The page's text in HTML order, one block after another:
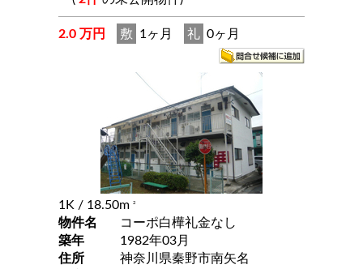
2.0 万円 敷 1ヶ月 礼 0ヶ月
1K / 18.50m 2
物件名
コーポ白樺礼金なし
築年
1982年03月
住所
神奈川県秦野市南矢名